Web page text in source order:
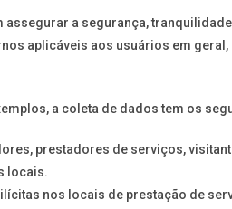
assegurar a segurança,
aplicáveis aos usuários em
a coleta de dados tem os
prestadores de serviços,
locais.
nos locais de prestação de